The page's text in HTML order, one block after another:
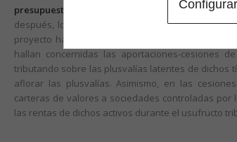
presupuestos para 2012:
estarían concernidas
después, los cesionarios tributan sobre las
proyecto haría imponibles dichas operaciones
hallan concernidas las aportaciones-cesiones
tributando sobre las plusvalías latentes de dichos
aflorar las plusvalías. Asimismo, en las
carteras de valores a sociedades controladas
las rentas de dichos activos durante el usufructo